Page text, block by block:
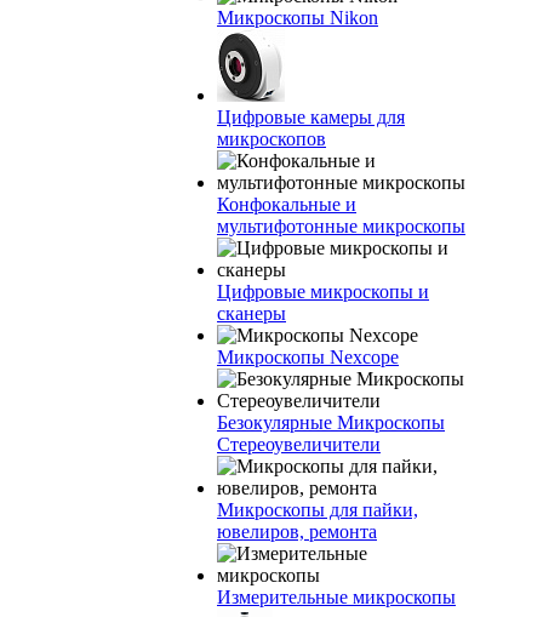
Микроскопы Nikon
Цифровые камеры для
микроскопов
Конфокальные и
мультифотонные микроскопы
Цифровые микроскопы и
сканеры
Микроскопы Nexcope
Безокулярные Микроскопы
Стереоувеличители
Микроскопы для пайки,
ювелиров, ремонта
Измерительные микроскопы